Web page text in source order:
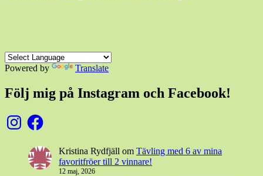
Powered by Translate
Följ mig på Instagram och Facebook!
InstagramFacebook
Kristina Rydfjäll om Tävling med 6 av mina
favoritfröer till 2 vinnare!
12 maj, 2026